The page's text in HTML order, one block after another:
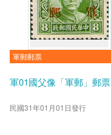
軍郵郵票
軍01國父像「軍郵」郵票
民國31年01月01日發行